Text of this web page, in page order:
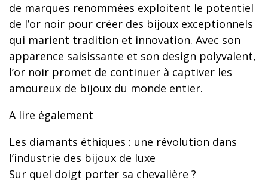
de marques renommées exploitent le potentiel
de l’or noir pour créer des bijoux exceptionnels
qui marient tradition et innovation. Avec son
apparence saisissante et son design polyvalent,
l’or noir promet de continuer à captiver les
amoureux de bijoux du monde entier.
A lire également
Les diamants éthiques : une révolution dans
l’industrie des bijoux de luxe
Sur quel doigt porter sa chevalière ?